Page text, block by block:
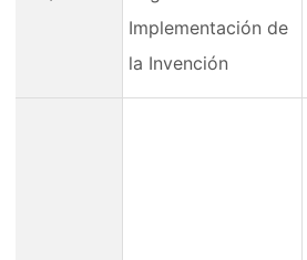
Implementación de
la Invención